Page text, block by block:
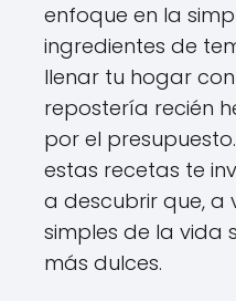
enfoque en la
ingredientes de
llenar tu hogar
repostería recién
por el
estas recetas te
a descubrir que, a
simples de la vida
más dulces.